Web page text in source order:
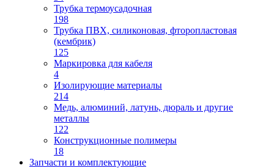
Трубка термоусадочная
198
Трубка ПВХ, силиконовая, фторопластовая
(кембрик)
125
Маркировка для кабеля
4
Изолирующие материалы
214
Медь, алюминий, латунь, дюраль и другие
металлы
122
Конструкционные полимеры
18
Запчасти и комплектующие